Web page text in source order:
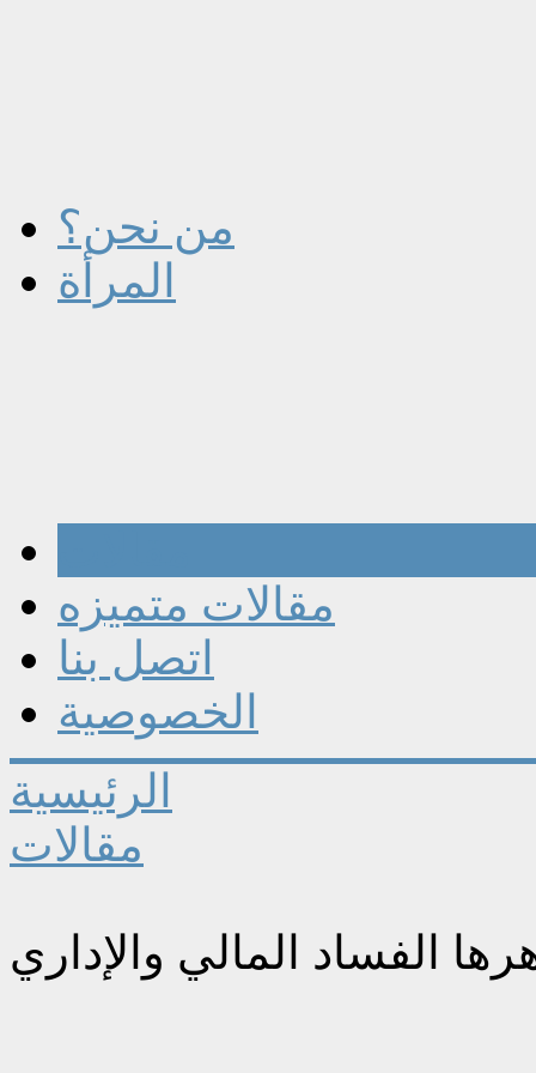
من نحن؟
المرأة
مقالات متميزه
اتصل بنا
الخصوصية
الرئيسية
مقالات
الفساد المالي والإداري